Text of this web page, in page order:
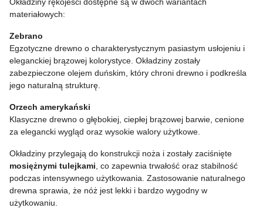
materiałowych:
Zebrano
Egzotyczne drewno o charakterystycznym pasiastym usłojeniu i
eleganckiej brązowej kolorystyce. Okładziny zostały
zabezpieczone olejem duńskim, który chroni drewno i podkreśla
jego naturalną strukturę.
Orzech amerykański
Klasyczne drewno o głębokiej, ciepłej brązowej barwie, cenione
za elegancki wygląd oraz wysokie walory użytkowe.
Okładziny przylegają do konstrukcji noża i zostały zaciśnięte
mosiężnymi tulejkami , co zapewnia trwałość oraz stabilność
podczas intensywnego użytkowania. Zastosowanie naturalnego
drewna sprawia, że nóż jest lekki i bardzo wygodny w
użytkowaniu.